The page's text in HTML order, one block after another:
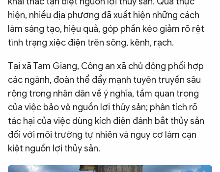
hiện, nhiều địa phương đã xuất hiện những cách
làm sáng tạo, hiệu quả, góp phần kéo giảm rõ rệt
tình trạng xiệc điện trên sông, kênh, rạch.
Tại xã Tam Giang, Công an xã chủ động phối hợp
các ngành, đoàn thể đẩy mạnh tuyên truyền sâu
rộng trong nhân dân về ý nghĩa, tầm quan trọng
của việc bảo vệ nguồn lợi thủy sản; phân tích rõ
tác hại của việc dùng kích điện đánh bắt thủy sản
đối với môi trường tự nhiên và nguy cơ làm cạn
kiệt nguồn lợi thủy sản.